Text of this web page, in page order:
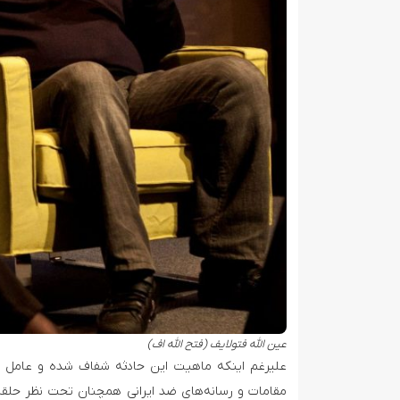
عین الله فتولایف (فتح الله اف)
علیرغم اینکه ماهیت این حادثه شفاف شده و عامل
مقامات و رسانه‌های ضد ایرانی همچنان تحت نظر